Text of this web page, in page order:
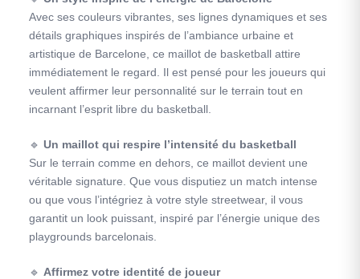
Avec ses couleurs vibrantes, ses lignes dynamiques et ses
détails graphiques inspirés de l’ambiance urbaine et
artistique de Barcelone, ce maillot de basketball attire
immédiatement le regard. Il est pensé pour les joueurs qui
veulent affirmer leur personnalité sur le terrain tout en
incarnant l’esprit libre du basketball.
🔹 Un maillot qui respire l’intensité du basketball
Sur le terrain comme en dehors, ce maillot devient une
véritable signature. Que vous disputiez un match intense
ou que vous l’intégriez à votre style streetwear, il vous
garantit un look puissant, inspiré par l’énergie unique des
playgrounds barcelonais.
🔹 Affirmez votre identité de joueur